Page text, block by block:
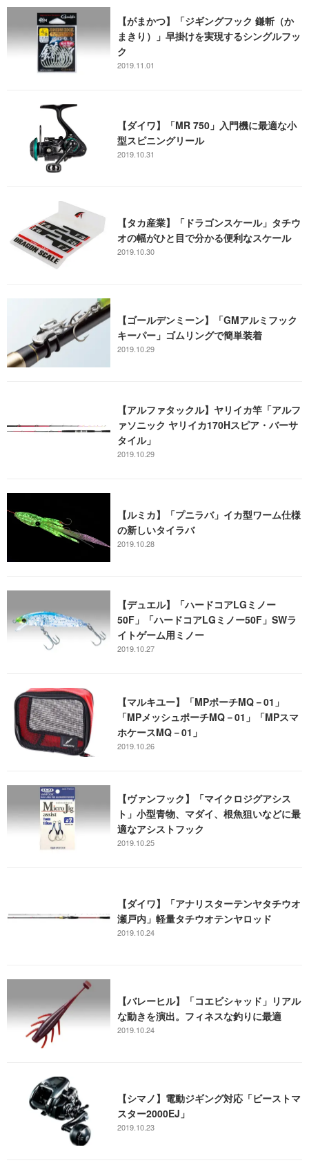
【がまかつ】「ジギングフック 鎌斬（か
まきり）」早掛けを実現するシングルフッ
ク
2019.11.01
【ダイワ】「MR 750」入門機に最適な小
型スピニングリール
2019.10.31
【タカ産業】「ドラゴンスケール」タチウ
オの幅がひと目で分かる便利なスケール
2019.10.30
【ゴールデンミーン】「GMアルミフック
キーパー」ゴムリングで簡単装着
2019.10.29
【アルファタックル】ヤリイカ竿「アルフ
ァソニック ヤリイカ170Hスピア・バーサ
タイル」
2019.10.29
【ルミカ】「プニラバ」イカ型ワーム仕様
の新しいタイラバ
2019.10.28
【デュエル】「ハードコアLGミノー
50F」「ハードコアLGミノー50F」SWラ
イトゲーム用ミノー
2019.10.27
【マルキユー】「MPポーチMQ－01」
「MPメッシュポーチMQ－01」「MPスマ
ホケースMQ－01」
2019.10.26
【ヴァンフック】「マイクロジグアシス
ト」小型青物、マダイ、根魚狙いなどに最
適なアシストフック
2019.10.25
【ダイワ】「アナリスターテンヤタチウオ
瀬戸内」軽量タチウオテンヤロッド
2019.10.24
【バレーヒル】「コエビシャッド」リアル
な動きを演出。フィネスな釣りに最適
2019.10.24
【シマノ】電動ジギング対応「ビーストマ
スター2000EJ」
2019.10.23